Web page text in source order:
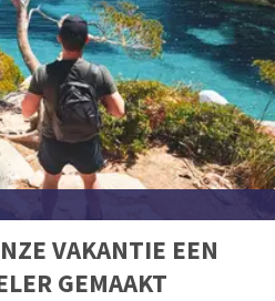
VAKANTIE EEN
GEMAAKT